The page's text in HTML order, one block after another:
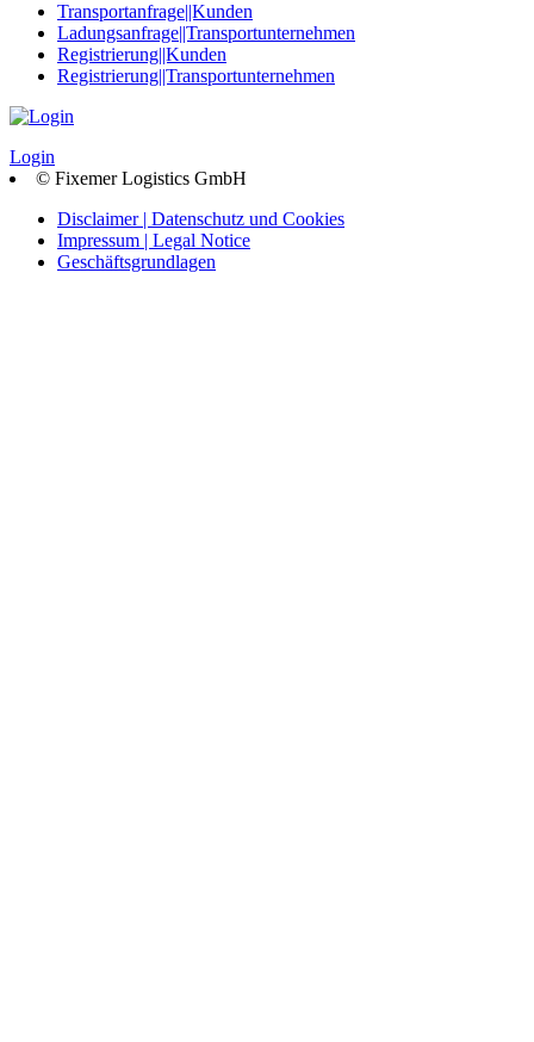
Transportanfrage||Kunden
Ladungsanfrage||Transportunternehmen
Registrierung||Kunden
Registrierung||Transportunternehmen
Login
© Fixemer Logistics GmbH
Disclaimer | Datenschutz und Cookies
Impressum | Legal Notice
Geschäftsgrundlagen